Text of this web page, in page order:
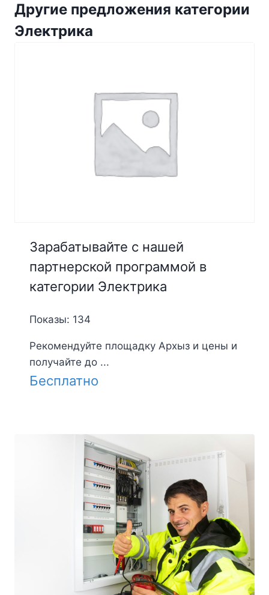
Другие предложения категории
Электрика
Зарабатывайте с нашей
партнерской программой в
категории Электрика
Показы: 134
Рекомендуйте площадку Архыз и цены и
получайте до ...
Бесплатно